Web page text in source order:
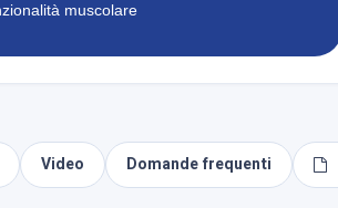
muscolare
Video Domande frequenti